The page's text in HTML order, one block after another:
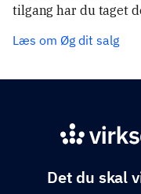
tilgang har du taget
Læs om Øg dit salg
Det du skal